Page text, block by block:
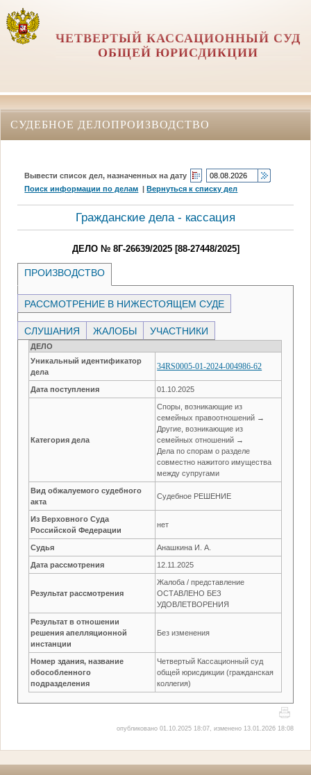
ЧЕТВЕРТЫЙ КАССАЦИОННЫЙ СУД
ОБЩЕЙ ЮРИСДИКЦИИ
СУДЕБНОЕ ДЕЛОПРОИЗВОДСТВО
Вывести список дел, назначенных на дату
Поиск информации по делам |Вернуться к списку дел
Гражданские дела - кассация
ДЕЛО № 8Г-26639/2025 [88-27448/2025]
ПРОИЗВОДСТВО
РАССМОТРЕНИЕ В НИЖЕСТОЯЩЕМ СУДЕ
СЛУШАНИЯ ЖАЛОБЫ УЧАСТНИКИ
ДЕЛО
Уникальный идентификатор
дела
34RS0005-01-2024-004986-62
Дата поступления 01.10.2025
Категория дела
Споры, возникающие из
семейных правоотношений →
Другие, возникающие из
семейных отношений →
Дела по спорам о разделе
совместно нажитого имущества
между супругами
Вид обжалуемого судебного
акта
Судебное РЕШЕНИЕ
Из Верховного Суда
Российской Федерации
нет
Судья Анашкина И. А.
Дата рассмотрения 12.11.2025
Результат рассмотрения
Жалоба / представление
ОСТАВЛЕНО БЕЗ
УДОВЛЕТВОРЕНИЯ
Результат в отношении
решения апелляционной
инстанции
Без изменения
Номер здания, название
обособленного
подразделения
Четвертый Кассационный суд
общей юрисдикции (гражданская
коллегия)
опубликовано 01.10.2025 18:07, изменено 13.01.2026 18:08